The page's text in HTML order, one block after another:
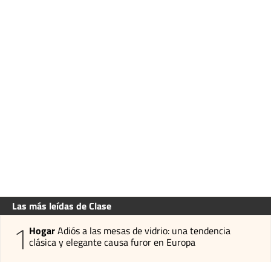
Las más leídas de Clase
1 HogarAdiós a las mesas de vidrio: una tendencia
clásica y elegante causa furor en Europa